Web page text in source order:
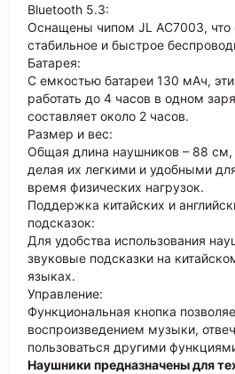
Bluetooth 5.3:
Оснащены чипом JL AC7003, что
стабильное и быстрое
Батарея:
С емкостью батареи 130 мАч,
работать до 4 часов в одном
составляет около 2 часов.
Размер и вес:
Общая длина наушников – 88 см,
делая их легкими и удобными
время физических нагрузок.
Поддержка китайских и
подсказок:
Для удобства использования
звуковые подсказки на
языках.
Управление:
Функциональная кнопка
воспроизведением музыки,
пользоваться другими
Наушники предназначены для